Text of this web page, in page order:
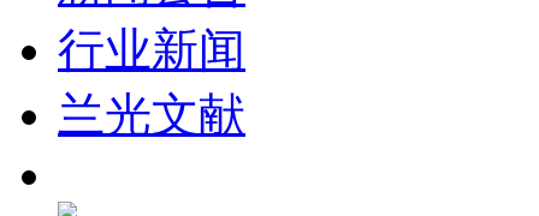
行业新闻
兰光文献